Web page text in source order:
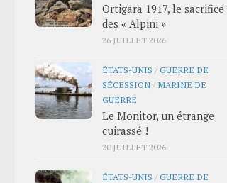
Ortigara 1917, le sacrifice
des « Alpini »
26 JUILLET 2026
ÉTATS-UNIS /GUERRE DE
SÉCESSION / MARINE DE
GUERRE
Le Monitor, un étrange
cuirassé !
20 JUILLET 2026
ÉTATS-UNIS /GUERRE DE